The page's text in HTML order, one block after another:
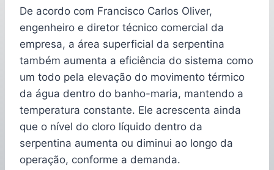
De acordo com Francisco Carlos Oliver,
engenheiro e diretor técnico comercial da
empresa, a área superficial da serpentina
também aumenta a eficiência do sistema como
um todo pela elevação do movimento térmico
da água dentro do banho-maria, mantendo a
temperatura constante. Ele acrescenta ainda
que o nível do cloro líquido dentro da
serpentina aumenta ou diminui ao longo da
operação, conforme a demanda.